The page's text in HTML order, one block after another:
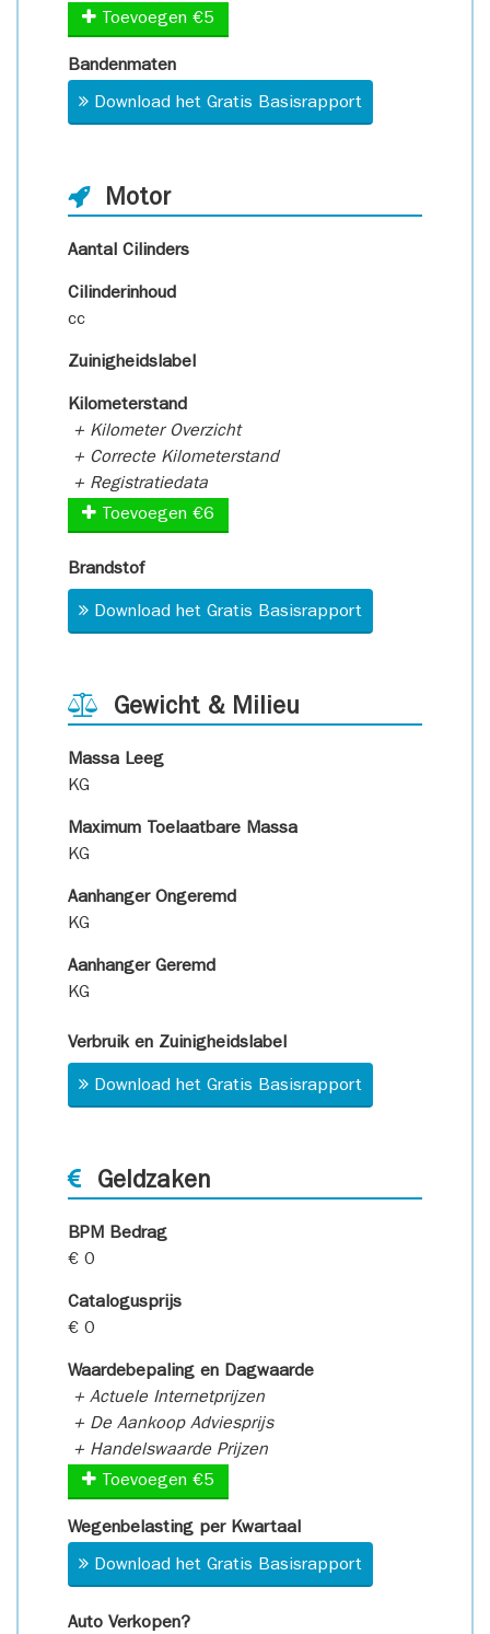
Toevoegen €5
Bandenmaten
Download het Gratis Basisrapport
Motor
Aantal Cilinders
Cilinderinhoud
cc
Zuinigheidslabel
Kilometerstand
+ Kilometer Overzicht
+ Correcte Kilometerstand
+ Registratiedata
Toevoegen €6
Brandstof
Download het Gratis Basisrapport
Gewicht & Milieu
Massa Leeg
KG
Maximum Toelaatbare Massa
KG
Aanhanger Ongeremd
KG
Aanhanger Geremd
KG
Verbruik en Zuinigheidslabel
Download het Gratis Basisrapport
Geldzaken
BPM Bedrag
€ 0
Catalogusprijs
€ 0
Waardebepaling en Dagwaarde
+ Actuele Internetprijzen
+ De Aankoop Adviesprijs
+ Handelswaarde Prijzen
Toevoegen €5
Wegenbelasting per Kwartaal
Download het Gratis Basisrapport
Auto Verkopen?